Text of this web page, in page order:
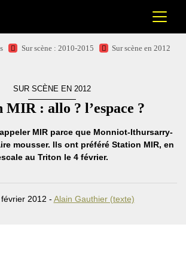
Sur scène : 2010-2015 Sur scène en 2012
SUR SCÈNE EN 2012
MIR : allo ? l’espace ?
MIR parce que Monniot-Ithursarry-
mousser. Ils ont préféré Station MIR, en
au Triton le 4 février.
2012 - Alain Gauthier (texte)